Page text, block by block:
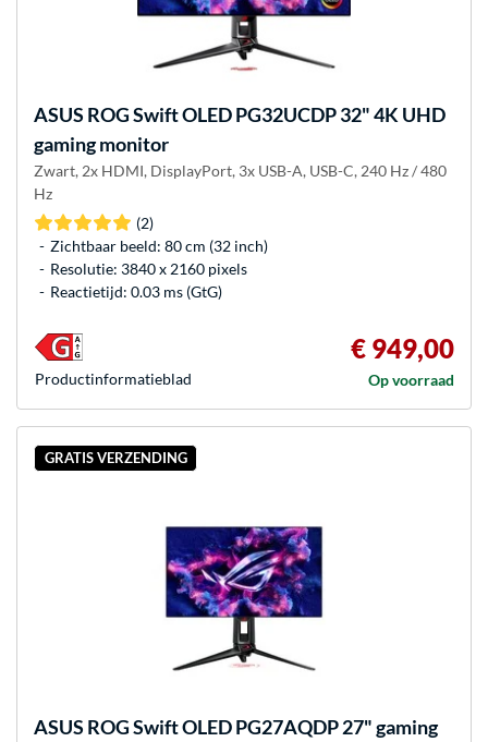
ASUS ROG Swift OLED PG32UCDP 32" 4K UHD
gaming monitor
Zwart, 2x HDMI, DisplayPort, 3x USB-A, USB-C, 240 Hz / 480
Hz
(2)
Zichtbaar beeld: 80 cm (32 inch)
Resolutie: 3840 x 2160 pixels
Reactietijd: 0.03 ms (GtG)
€ 949,00
Op voorraad
Product­informatieblad
GRATIS VERZENDING
ASUS ROG Swift OLED PG27AQDP 27" gaming